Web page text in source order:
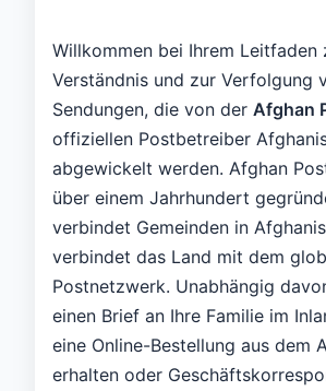
Willkommen bei Ihrem Leitfaden
Verständnis und zur Verfolgung
Sendungen, die von der Afghan
offiziellen Postbetreiber
abgewickelt werden. Afghan
über einem Jahrhundert
verbindet Gemeinden in
verbindet das Land mit dem
Postnetzwerk. Unabhängig
einen Brief an Ihre Familie im
eine Online-Bestellung aus dem
erhalten oder